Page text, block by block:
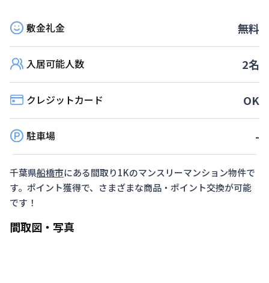
敷金礼金 無料
入居可能人数 2名
クレジットカード OK
駐車場 -
千葉県船橋市にある間取り1Kのマンスリーマンション物件で
す。ポイント獲得で、さまざまな商品・ポイント交換が可能
です！
間取図・写真